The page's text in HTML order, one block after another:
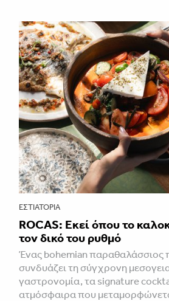
ΕΣΤΙΑΤΌΡΙΑ
ROCAS: Εκεί όπου το
τον δικό του ρυθμό
Ένας bohemian παραθαλάσσιος
συνδυάζει τη σύγχρονη
γαστρονομία, τα signature
ατμόσφαιρα που